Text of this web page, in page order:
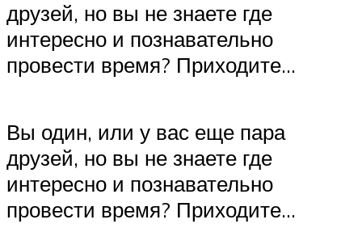
друзей, но вы не знаете где
интересно и познавательно
провести время? Приходите…
Вы один, или у вас еще пара
друзей, но вы не знаете где
интересно и познавательно
провести время? Приходите…